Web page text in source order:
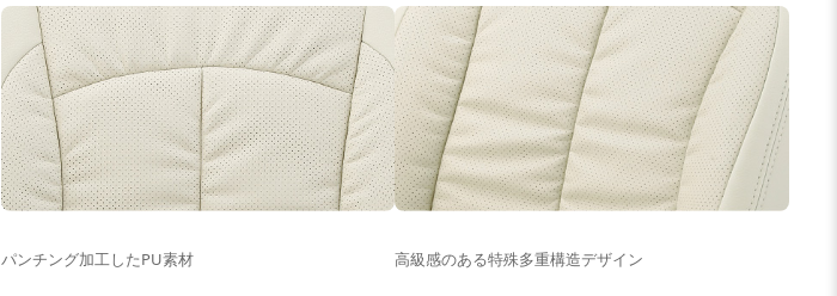
パンチング加工したPU素材 高級感のある特殊多重構造デザイン